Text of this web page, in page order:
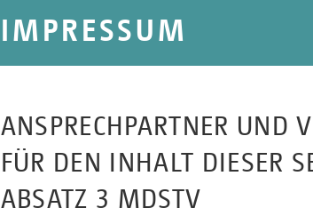
IMPRESSUM
ANSPRECHPARTNER UND
FÜR DEN INHALT DIESER
BSATZ 3 MDSTV